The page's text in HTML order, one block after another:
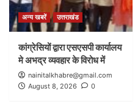
अन्य खबरें उत्तराखंड
कांग्रेसियों द्वारा एसएसपी कार्यालय
मे अभद्र व्यवहार के विरोध में
nainitalkhabre@gmail.com
August 8, 2026
0